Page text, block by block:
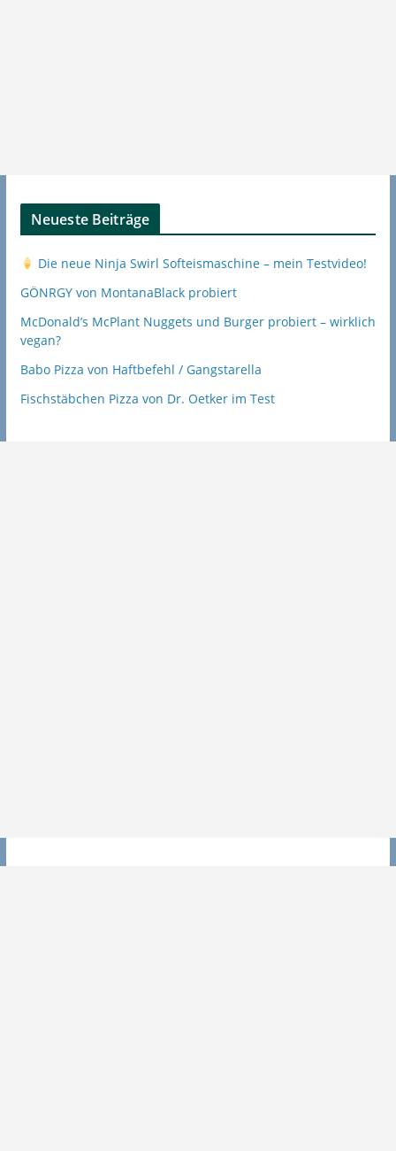
Neueste Beiträge
Die neue Ninja Swirl Softeismaschine – mein Testvideo!
GÖNRGY von MontanaBlack probiert
McDonald’s McPlant Nuggets und Burger probiert – wirklich
vegan?
Babo Pizza von Haftbefehl / Gangstarella
Fischstäbchen Pizza von Dr. Oetker im Test